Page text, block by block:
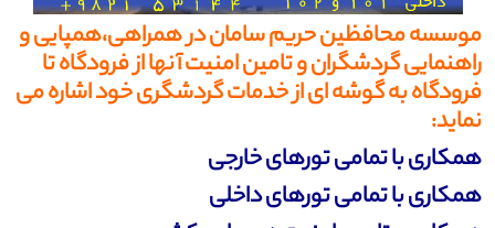
موسسه محافظین حریم سامان در همراهی،همپایی و
راهنمایی گردشگران و تامین امنیت آنها از فرودگاه تا
فرودگاه به گوشه ای از خدمات گردشگری خود اشاره می
نماید:
همکاری با تمامی تورهای خارجی
همکاری با تمامی تورهای داخلی